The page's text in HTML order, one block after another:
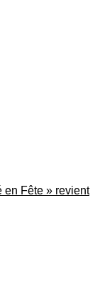
en Fête » revient